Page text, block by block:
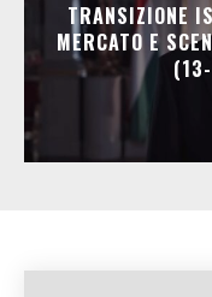
TRANSIZIONE
MERCATO E